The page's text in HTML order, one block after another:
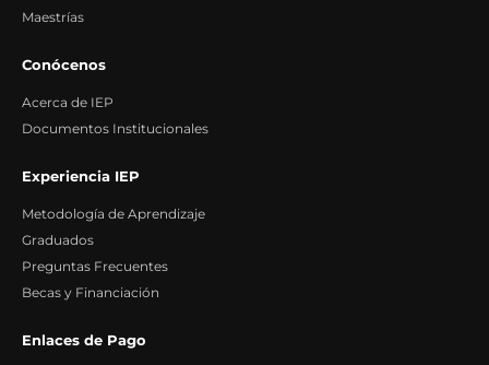
Maestrías
Conócenos
Acerca de IEP
Documentos Institucionales
Experiencia IEP
Metodología de Aprendizaje
Graduados
Preguntas Frecuentes
Becas y Financiación
Enlaces de Pago